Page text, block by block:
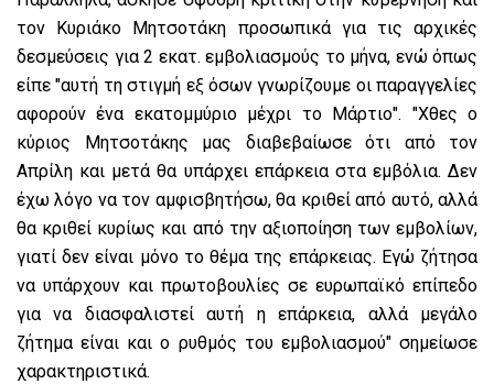
τον Κυριάκο Μητσοτάκη προσωπικά για τις αρχικές
δεσμεύσεις για 2 εκατ. εμβολιασμούς το μήνα, ενώ όπως
είπε "αυτή τη στιγμή εξ όσων γνωρίζουμε οι παραγγελίες
αφορούν ένα εκατομμύριο μέχρι το Μάρτιο". "Χθες ο
κύριος Μητσοτάκης μας διαβεβαίωσε ότι από τον
Απρίλη και μετά θα υπάρχει επάρκεια στα εμβόλια. Δεν
έχω λόγο να τον αμφισβητήσω, θα κριθεί από αυτό, αλλά
θα κριθεί κυρίως και από την αξιοποίηση των εμβολίων,
γιατί δεν είναι μόνο το θέμα της επάρκειας. Εγώ ζήτησα
να υπάρχουν και πρωτοβουλίες σε ευρωπαϊκό επίπεδο
για να διασφαλιστεί αυτή η επάρκεια, αλλά μεγάλο
ζήτημα είναι και ο ρυθμός του εμβολιασμού" σημείωσε
χαρακτηριστικά.